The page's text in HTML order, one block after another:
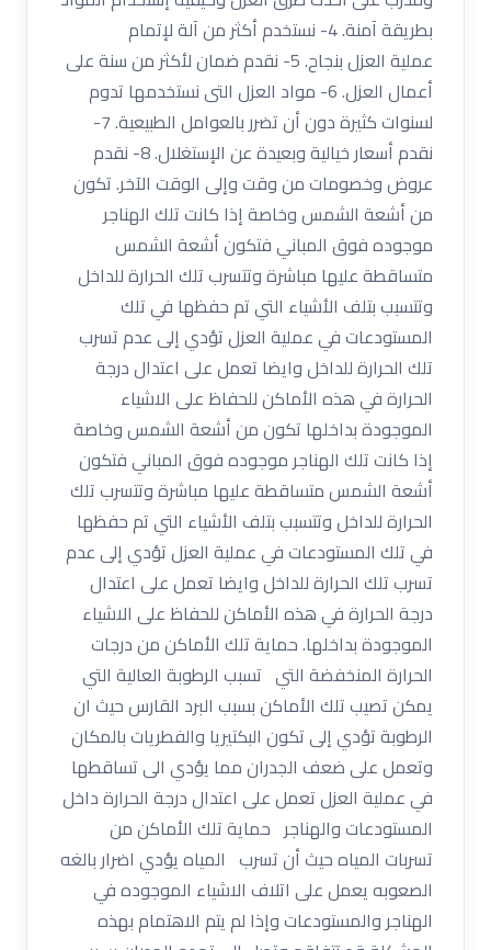
بطريقة آمنة. 4- نستخدم أكثر من آلة لإتمام
عملية العزل بنجاح. 5- نقدم ضمان لأكثر من سنة على
أعمال العزل. 6- مواد العزل التى نستخدمها تدوم
لسنوات كثيرة دون أن تضرر بالعوامل الطبيعية. 7-
نقدم أسعار خيالية وبعيدة عن الإستغلال. 8- نقدم
عروض وخصومات من وقت وإلى الوقت الآخر. تكون
من أشعة الشمس وخاصة إذا كانت تلك الهناجر
موجوده فوق المباني فتكون أشعة الشمس
متساقطة عليها مباشرة وتتسرب تلك الحرارة للداخل
وتتسبب بتلف الأشياء التي تم حفظها في تلك
المستودعات في عملية العزل تؤدي إلى عدم تسرب
تلك الحرارة للداخل وايضا تعمل على اعتدال درجة
الحرارة في هذه الأماكن للحفاظ على الاشياء
الموجودة بداخلها تكون من أشعة الشمس وخاصة
إذا كانت تلك الهناجر موجوده فوق المباني فتكون
أشعة الشمس متساقطة عليها مباشرة وتتسرب تلك
الحرارة للداخل وتتسبب بتلف الأشياء التي تم حفظها
في تلك المستودعات في عملية العزل تؤدي إلى عدم
تسرب تلك الحرارة للداخل وايضا تعمل على اعتدال
درجة الحرارة في هذه الأماكن للحفاظ على الاشياء
الموجودة بداخلها. حماية تلك الأماكن من درجات
الحرارة المنخفضة التي تسبب الرطوبة العالية التي
يمكن تصيب تلك الأماكن بسبب البرد القارس حيث ان
الرطوبة تؤدي إلى تكون البكتيريا والفطريات بالمكان
وتعمل على ضعف الجدران مما يؤدي الى تساقطها
في عملية العزل تعمل على اعتدال درجة الحرارة داخل
المستودعات والهناجر حماية تلك الأماكن من
تسربات المياه حيث أن تسرب المياه يؤدي اضرار بالغه
الصعوبه يعمل على اتلاف الاشياء الموجوده في
الهناجر والمستودعات وإذا لم يتم الاهتمام بهذه